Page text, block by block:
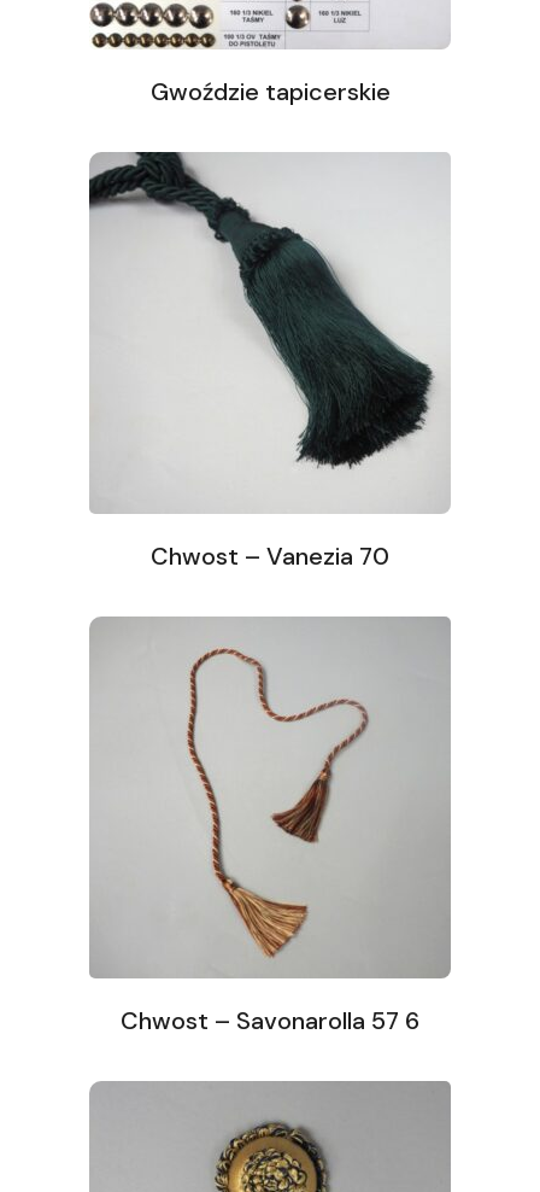
Gwoździe tapicerskie
Chwost – Vanezia 70
Chwost – Savonarolla 57 6